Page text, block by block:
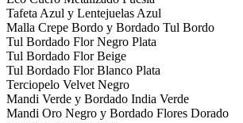
Tafeta Azul y Lentejuelas Azul
Malla Crepe Bordo y Bordado Tul Bordo
Tul Bordado Flor Negro Plata
Tul Bordado Flor Beige
Tul Bordado Flor Blanco Plata
Terciopelo Velvet Negro
Mandi Verde y Bordado India Verde
Mandi Oro Negro y Bordado Flores Dorado